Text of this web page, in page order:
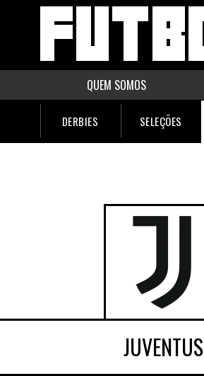
QUEM SOMOS
DERBIES SELEÇÕES
JUVENTUS